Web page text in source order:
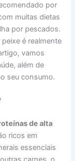
por
muitas dietas
por pescados.
é realmente
vamos
além de
seu consumo.
de alta
ricos em
essenciais